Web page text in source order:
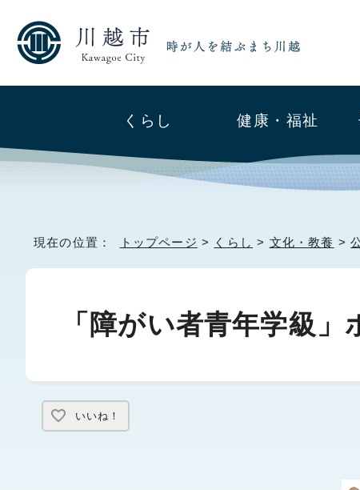
くらし 健康・福祉
現在の位置： トップページ > くらし > 文化・教養 >
「障がい者青年学級」
いいね！